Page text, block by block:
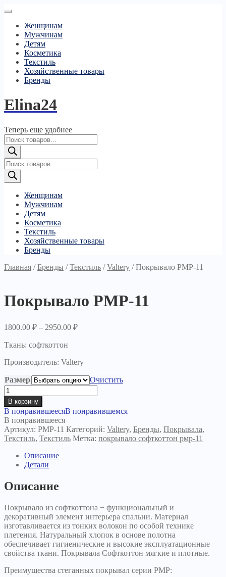
Женщинам
Мужчинам
Детям
Косметика
Текстиль
Хозяйственные товары
Бренды
Elina24
Теперь еще удобнее
Поиск
товаров
Поиск
товаров
Женщинам
Мужчинам
Детям
Косметика
Текстиль
Хозяйственные товары
Бренды
Главная /Бренды /Текстиль /Valtery /Покрывало PМР-11
Покрывало PМР-11
1800.00 ₽ – 2950.00 ₽
Ткань: софткоттон
Производитель: Valtery
Размер
Очистить
Количество
товара
Покрывало
PМР-11
В корзину
В понравившеесяВ понравившемся
В понравившееся
Артикул: РМР-11 Категорий: Valtery, Бренды, Покрывала,
Текстиль, Текстиль Метка: покрывало софткоттон рмр-11
Описание
Детали
Описание
Покрывало из софткоттона − функциональный и
декоративный элемент интерьера спальни. Материал
изготавливается из тонких волокон по особой технике
плетения. Натуральный хлопок в основе полотна
обеспечивает гигиенические и высокие эксплуатационные
свойства ткани. Покрывала Софткоттон мягкие и плотные.
Преимущества стеганных покрывал серии PMP: